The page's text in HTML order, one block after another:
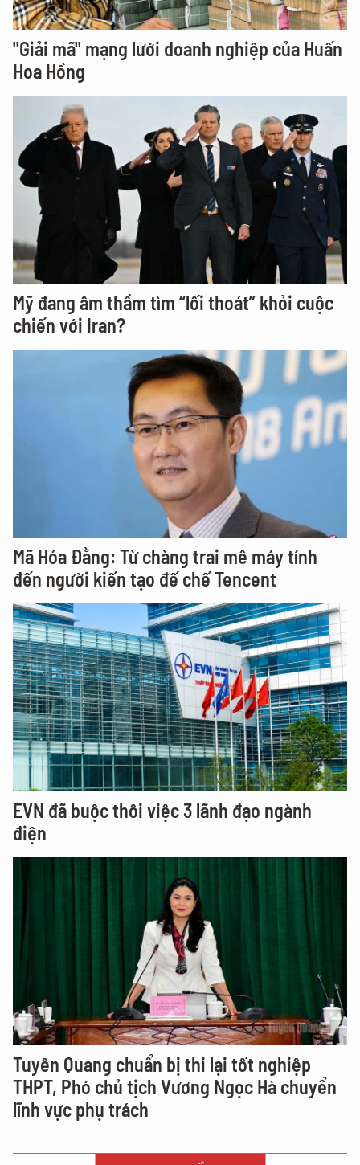
"Giải mã" mạng lưới doanh nghiệp của Huấn
Hoa Hồng
Mỹ đang âm thầm tìm “lối thoát” khỏi cuộc
chiến với Iran?
Mã Hóa Đằng: Từ chàng trai mê máy tính
đến người kiến tạo đế chế Tencent
EVN đã buộc thôi việc 3 lãnh đạo ngành
điện
Tuyên Quang chuẩn bị thi lại tốt nghiệp
THPT, Phó chủ tịch Vương Ngọc Hà chuyển
lĩnh vực phụ trách